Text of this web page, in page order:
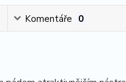
Komentáře 0